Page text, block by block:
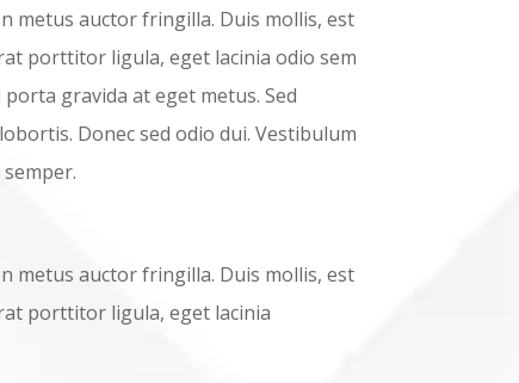
metus auctor fringilla. Duis mollis, est
porttitor ligula, eget lacinia odio sem
gravida at eget metus. Sed
Donec sed odio dui. Vestibulum
metus auctor fringilla. Duis mollis, est
porttitor ligula, eget lacinia